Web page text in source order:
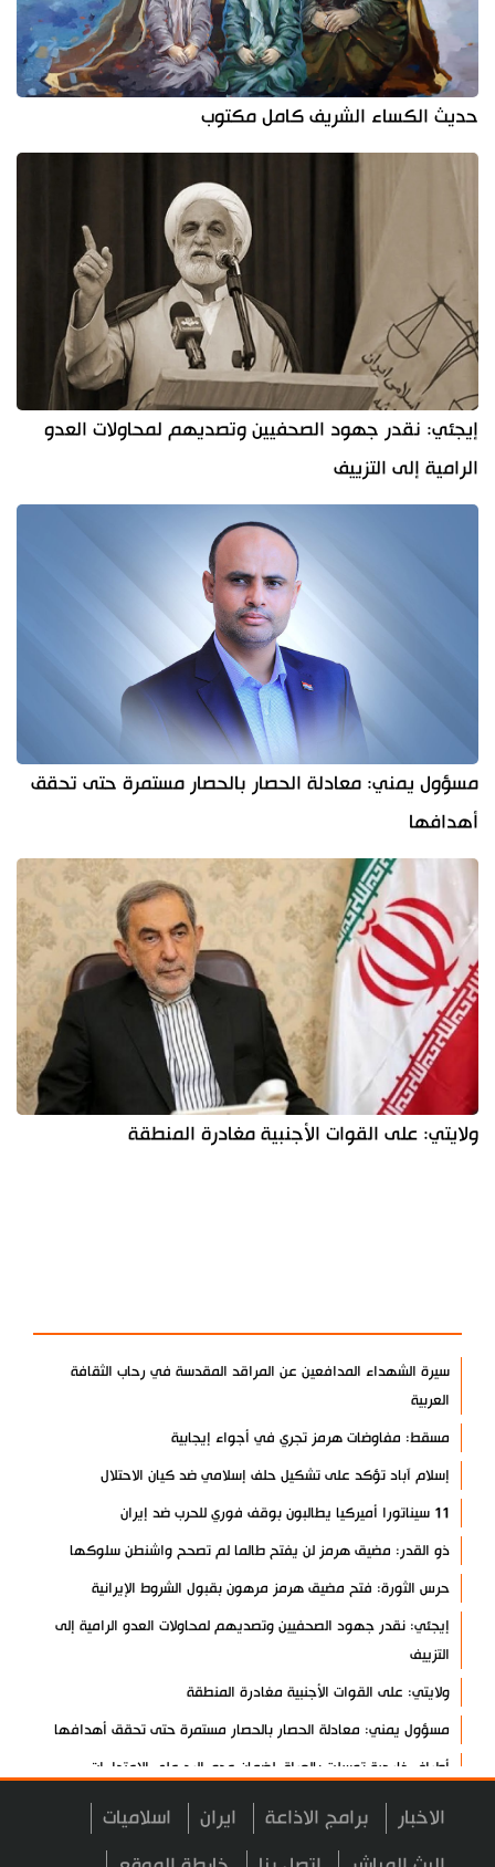
حديث الكساء الشريف كامل مكتوب
إيجئي: نقدر جهود الصحفيين وتصديهم لمحاولات العدو
الرامية إلى التزييف
مسؤول يمني: معادلة الحصار بالحصار مستمرة حتى تحقق
أهدافها
ولايتي: على القوات الأجنبية مغادرة المنطقة
سيرة الشهداء المدافعين عن المراقد المقدسة في رحاب الثقافة
العربية
مسقط: مفاوضات هرمز تجري في أجواء إيجابية
إسلام آباد تؤكد على تشكيل حلف إسلامي ضد كيان الاحتلال
11 سيناتورا أميركيا يطالبون بوقف فوري للحرب ضد إيران
ذو القدر: مضيق هرمز لن يفتح طالما لم تصحح واشنطن سلوكها
حرس الثورة: فتح مضيق هرمز مرهون بقبول الشروط الإيرانية
إيجئي: نقدر جهود الصحفيين وتصديهم لمحاولات العدو الرامية إلى
التزييف
ولايتي: على القوات الأجنبية مغادرة المنطقة
مسؤول يمني: معادلة الحصار بالحصار مستمرة حتى تحقق أهدافها
أطراف خارجية توسلت بالعراق لضمان عدم الرد على الاعتداءات
الرئيس بزشكيان: ينبغي إدانة العقلية السائدة اليوم في واشنطن
الاخبار برامج الاذاعة ايران اسلاميات